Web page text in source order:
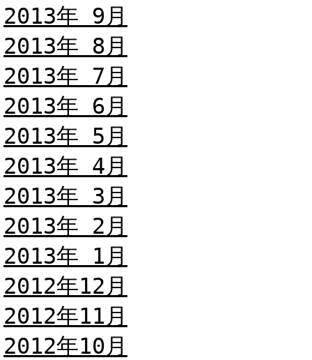
2013年 9月
2013年 8月
2013年 7月
2013年 6月
2013年 5月
2013年 4月
2013年 3月
2013年 2月
2013年 1月
2012年12月
2012年11月
2012年10月